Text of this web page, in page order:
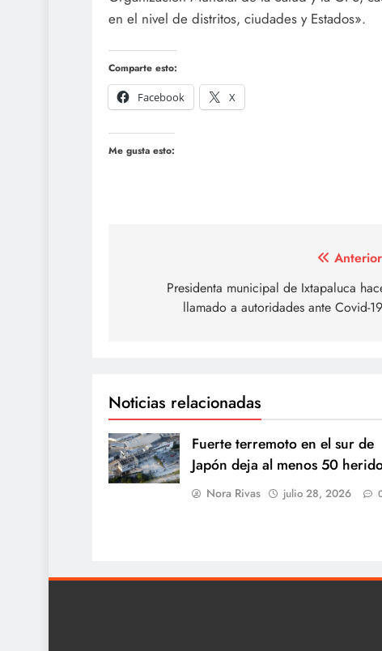
en el nivel de distritos, ciudades y Estados».
Comparte esto:
Facebook
X
Me gusta esto:
entradas
Presidenta municipal de Ixtapaluca
llamado a autoridades ante Covid-
Noticias relacionadas
Fuerte terremoto en el sur de
Japón deja al menos 50
Nora Rivas julio 28, 2026